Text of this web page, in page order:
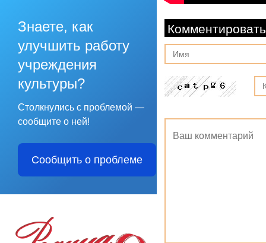
Знаете, как
улучшить работу
учреждения
культуры?
Столкнулись с проблемой —
сообщите о ней!
Сообщить о проблеме
Комментировать